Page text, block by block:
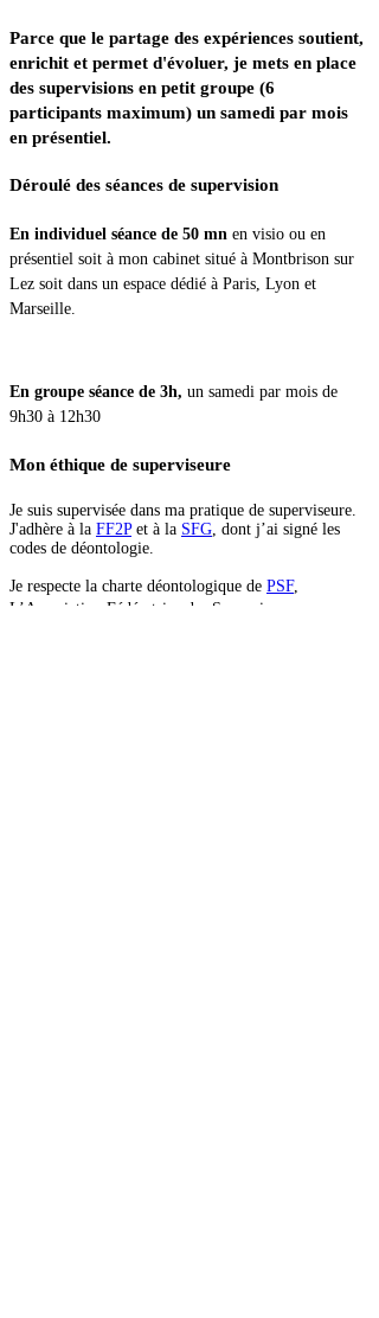
Parce que le partage des expériences soutient,
enrichit et permet d'évoluer, je mets en place
des supervisions en petit groupe (6
participants maximum) un samedi par mois
en présentiel.
Déroulé des séances de supervision
En individuel séance de 50 mn en visio ou en
présentiel soit à mon cabinet situé à Montbrison sur
Lez soit dans un espace dédié à Paris, Lyon et
Marseille.
En groupe séance de 3h, un samedi par mois de
9h30 à 12h30
Mon éthique de superviseure
Je suis supervisée dans ma pratique de superviseure.
J'adhère à la FF2Pet à la SFG, dont j’ai signé les
codes de déontologie.
Je respecte la charte déontologique de PSF,
L’Association Fédératrice des Superviseurs